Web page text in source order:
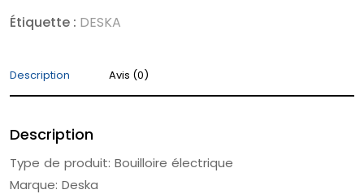
Étiquette : DESKA
Description Avis (0)
Description
Type de produit: Bouilloire électrique
Marque: Deska